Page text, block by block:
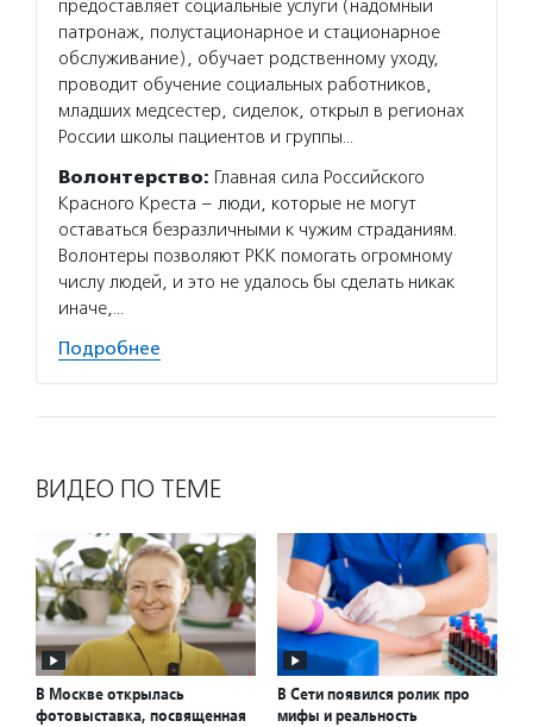
предоставляет социальные услуги (надомный
патронаж, полустационарное и стационарное
обслуживание), обучает родственному уходу,
проводит обучение социальных работников,
младших медсестер, сиделок, открыл в регионах
России школы пациентов и группы…
Волонтерство: Главная сила Российского
Красного Креста – люди, которые не могут
оставаться безразличными к чужим страданиям.
Волонтеры позволяют РКК помогать огромному
числу людей, и это не удалось бы сделать никак
иначе,…
Подробнее
ВИДЕО ПО ТЕМЕ
В Москве открылась
фотовыставка, посвященная
В Сети появился ролик про
мифы и реальность